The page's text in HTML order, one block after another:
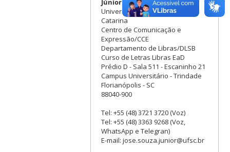
Júnior
Universidade Federal de Santa
Catarina
Centro de Comunicação e
Expressão/CCE
Departamento de Libras/DLSB
Curso de Letras Libras EaD
Prédio D - Sala 511 - Escaninho 21
Campus Universitário - Trindade
Florianópolis - SC
88040-900
Tel: +55 (48) 3721 3720 (Voz)
Tel: +55 (48) 3363 9268 (Voz,
WhatsApp e Telegran)
E-mail: jose.souza.junior@ufsc.br